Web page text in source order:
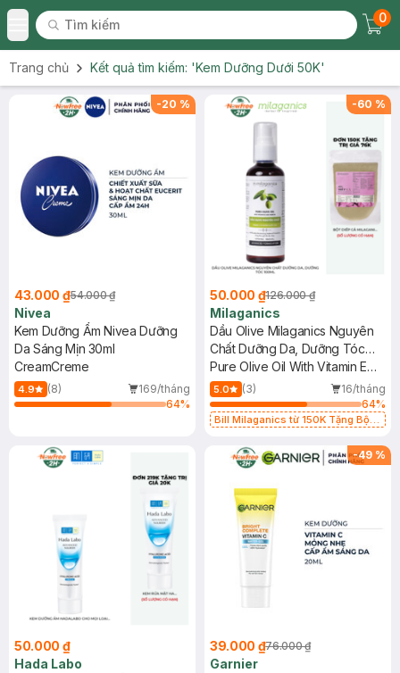
Toggle Menu
Tìm kiếm
Tìm kiếm
0
Trang chủ Kết quả tìm kiếm: 'Kem Dưỡng Dưới 50K'
-20 %
43.000 ₫54.000 ₫
Nivea
Kem Dưỡng Ẩm Nivea Dưỡng
Da Sáng Mịn 30ml
CreamCreme
4.9 (8)
169/tháng
64%
-60 %
50.000 ₫126.000 ₫
Milaganics
Dầu Olive Milaganics Nguyên
Chất Dưỡng Da, Dưỡng Tóc
100ml
Pure Olive Oil With Vitamin E
and Parfum
5.0 (3)
16/tháng
64%
Bill Milaganics từ 150K Tặng Bột
Vết Thâm 100g (SL Có Hạn)
50.000 ₫
Hada Labo
-49 %
39.000 ₫76.000 ₫
Garnier